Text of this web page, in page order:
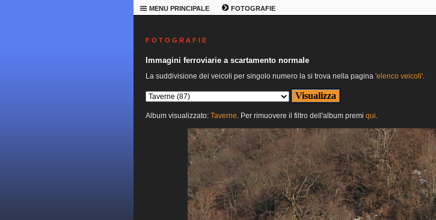
MENU PRINCIPALE FOTOGRAFIE
F O T O G R A F I E
Immagini ferroviarie a scartamento normale
La suddivisione dei veicoli per singolo numero la si trova nella pagina 'elenco veicoli'.
Album visualizzato: Taverne. Per rimuovere il filtro dell'album premi qui.